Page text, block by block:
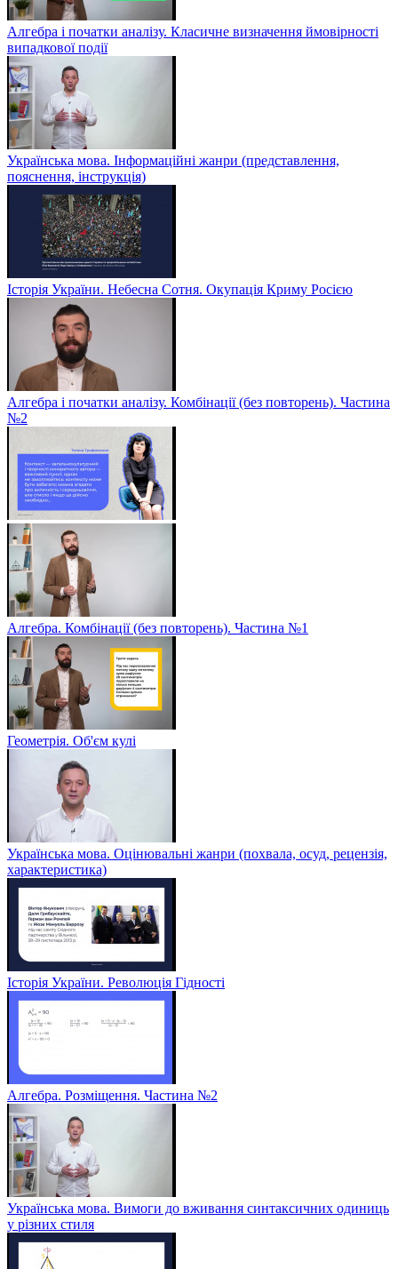
Алгебра і початки аналізу. Класичне визначення ймовірності
випадкової події
Українська мова. Інформаційні жанри (представлення,
пояснення, інструкція)
Історія України. Небесна Сотня. Окупація Криму Росією
Алгебра і початки аналізу. Комбінації (без повторень). Частина
№2
Алгебра. Комбінації (без повторень). Частина №1
Геометрія. Об'єм кулі
Українська мова. Оцінювальні жанри (похвала, осуд, рецензія,
характеристика)
Історія України. Революція Гідності
Алгебра. Розміщення. Частина №2
Українська мова. Вимоги до вживання синтаксичних одиниць
у різних стиля